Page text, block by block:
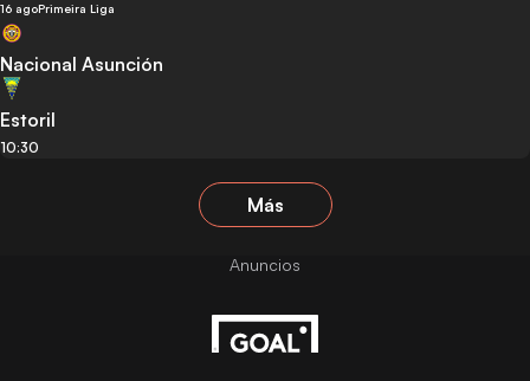
16 agoPrimeira Liga
Nacional Asunción
Estoril
10:30
Más